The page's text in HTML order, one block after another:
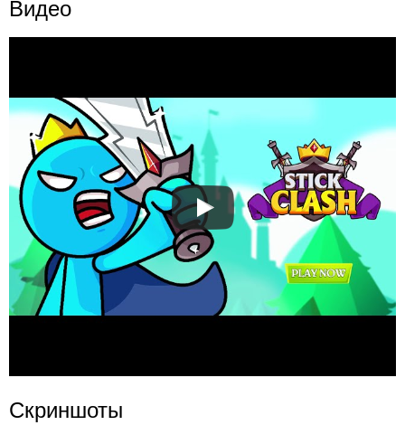
Видео
Скриншоты